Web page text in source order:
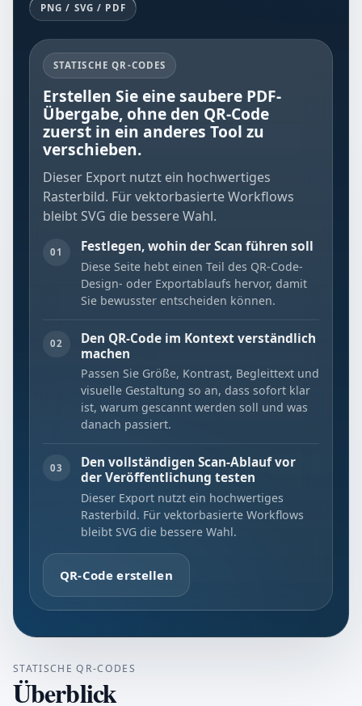
PNG / SVG / PDF
STATISCHE QR-CODES
Erstellen Sie eine saubere PDF-
Übergabe, ohne den QR-Code
zuerst in ein anderes Tool zu
verschieben.
Dieser Export nutzt ein hochwertiges
Rasterbild. Für vektorbasierte Workflows
bleibt SVG die bessere Wahl.
01 Festlegen, wohin der Scan führen soll
Diese Seite hebt einen Teil des QR-Code-
Design- oder Exportablaufs hervor, damit
Sie bewusster entscheiden können.
02
Den QR-Code im Kontext verständlich
machen
Passen Sie Größe, Kontrast, Begleittext und
visuelle Gestaltung so an, dass sofort klar
ist, warum gescannt werden soll und was
danach passiert.
03
Den vollständigen Scan-Ablauf vor
der Veröffentlichung testen
Dieser Export nutzt ein hochwertiges
Rasterbild. Für vektorbasierte Workflows
bleibt SVG die bessere Wahl.
QR-Code erstellen
STATISCHE QR-CODES
Überblick